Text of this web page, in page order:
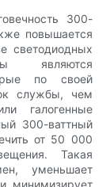
300-
повышается
светодиодных
являются
по своей
службы, чем
галогенные
300-ваттный
от 50 000
Такая
уменьшает
минимизирует